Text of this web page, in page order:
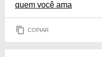
quem você ama
COPIAR